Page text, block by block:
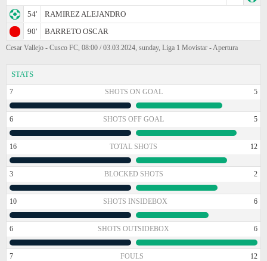
54'
RAMIREZ ALEJANDRO
90'
BARRETO OSCAR
Cesar Vallejo - Cusco FC, 08:00 / 03.03.2024, sunday, Liga 1 Movistar - Apertura
STATS
7 SHOTS ON GOAL 5
6 SHOTS OFF GOAL 5
16 TOTAL SHOTS 12
3 BLOCKED SHOTS 2
10 SHOTS INSIDEBOX 6
6 SHOTS OUTSIDEBOX 6
7 FOULS 12